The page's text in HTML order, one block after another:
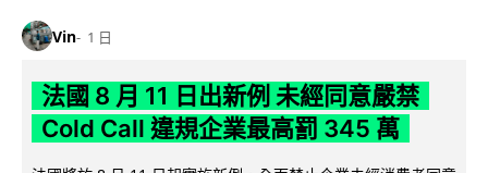
Vin 1 日
法國 8 月 11 日出新例 未經同意嚴禁
Cold Call 違規企業最高罰 345 萬